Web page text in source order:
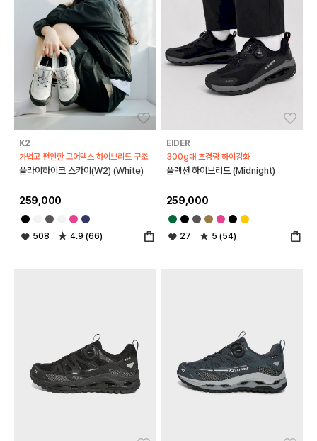
좋아요
K2
가볍고 편안한 고어텍스 하이브리드 구조
플라이하이크 스카이(W2) (White)
259,000
508 4.9 (66)
EIDER
300g대 초경량 하이킹화
플렉션 하이브리드 (Midnight)
259,000
27 5 (54)